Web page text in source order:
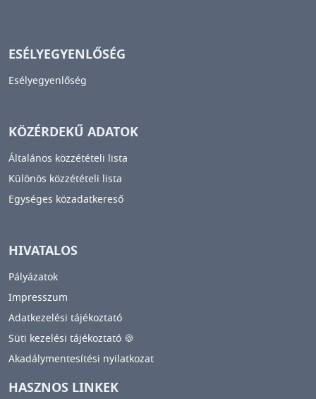
ESÉLYEGYENLŐSÉG
Esélyegyenlőség
KÖZÉRDEKŰ ADATOK
Általános közzétételi lista
Különös közzétételi lista
Egységes közadatkereső
HIVATALOS
Pályázatok
Impresszum
Adatkezelési tájékoztató
Süti kezelési tájékoztató 🍪
Akadálymentesítési nyilatkozat
HASZNOS LINKEK